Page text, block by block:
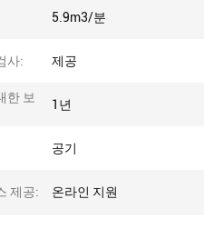
5.9m3/분
사: 제공
한 보
1년
공기
제공: 온라인 지원